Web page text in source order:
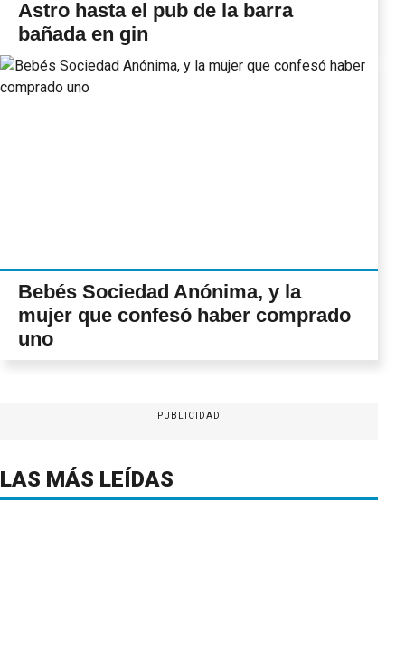
Astro hasta el pub de la barra
bañada en gin
Bebés Sociedad Anónima, y la
mujer que confesó haber comprado
uno
PUBLICIDAD
LAS MÁS LEÍDAS